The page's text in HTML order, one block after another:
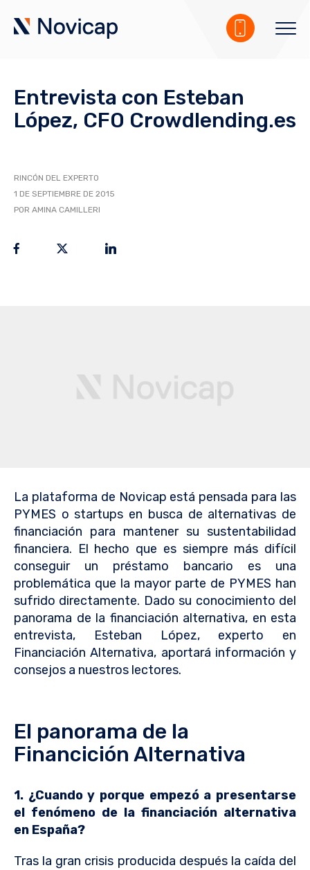
Entrevista con Esteban
López, CFO Crowdlending.es
RINCÓN DEL EXPERTO
1 DE SEPTIEMBRE DE 2015
POR AMINA CAMILLERI
La plataforma de Novicap está pensada para las
PYMES o startups en busca de alternativas de
financiación para mantener su sustentabilidad
financiera. El hecho que es siempre más difícil
conseguir un préstamo bancario es una
problemática que la mayor parte de PYMES han
sufrido directamente. Dado su conocimiento del
panorama de la financiación alternativa, en esta
entrevista, Esteban López, experto en
Financiación Alternativa, aportará información y
consejos a nuestros lectores.
El panorama de la
Financición Alternativa
1. ¿Cuando y porque empezó a presentarse
el fenómeno de la financiación alternativa
en España?
Tras la gran crisis producida después la caída del